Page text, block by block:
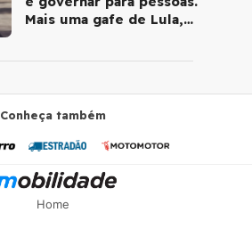
Mais uma gafe de Lula,
Conheça também
Home